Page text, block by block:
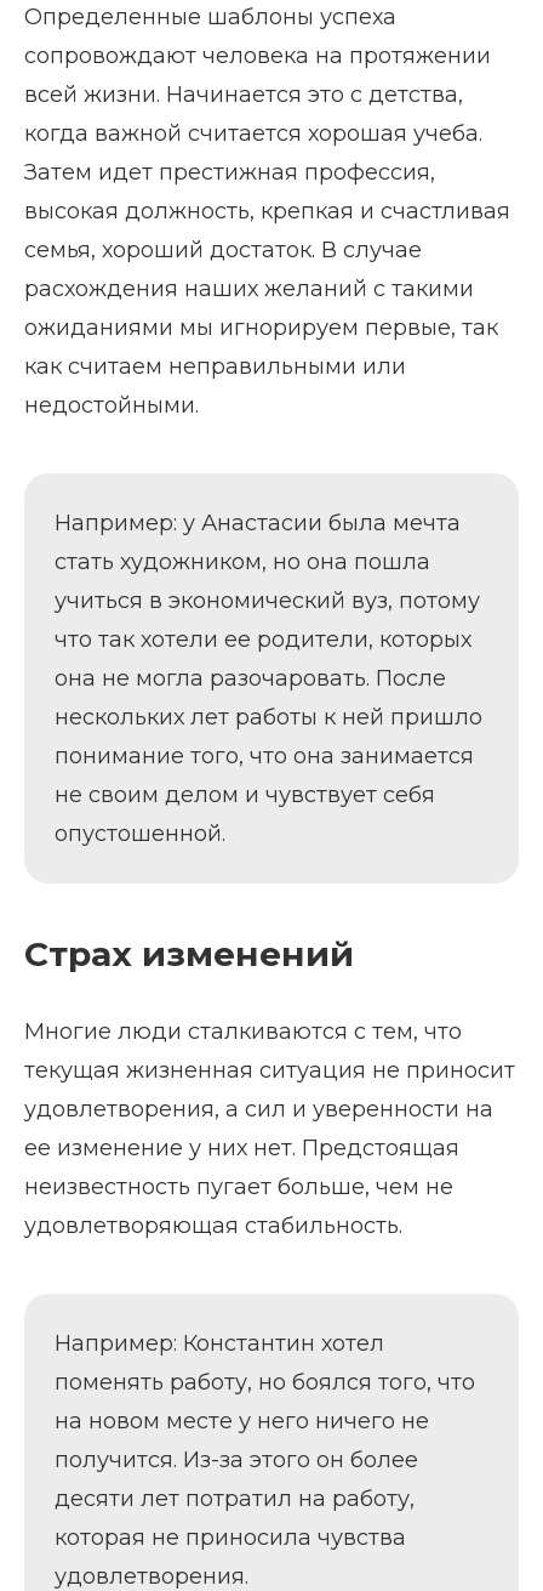
Определенные шаблоны успеха
сопровождают человека на протяжении
всей жизни. Начинается это с детства,
когда важной считается хорошая учеба.
Затем идет престижная профессия,
высокая должность, крепкая и счастливая
семья, хороший достаток. В случае
расхождения наших желаний с такими
ожиданиями мы игнорируем первые, так
как считаем неправильными или
недостойными.
Например: у Анастасии была мечта
стать художником, но она пошла
учиться в экономический вуз, потому
что так хотели ее родители, которых
она не могла разочаровать. После
нескольких лет работы к ней пришло
понимание того, что она занимается
не своим делом и чувствует себя
опустошенной.
Страх изменений
Многие люди сталкиваются с тем, что
текущая жизненная ситуация не приносит
удовлетворения, а сил и уверенности на
ее изменение у них нет. Предстоящая
неизвестность пугает больше, чем не
удовлетворяющая стабильность.
Например: Константин хотел
поменять работу, но боялся того, что
на новом месте у него ничего не
получится. Из-за этого он более
десяти лет потратил на работу,
которая не приносила чувства
удовлетворения.